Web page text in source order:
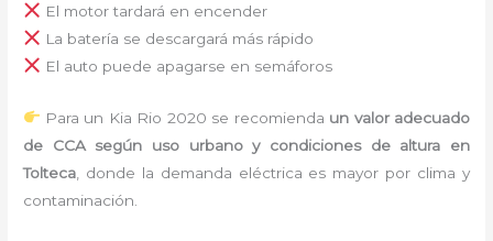
El motor tardará en encender
La batería se descargará más rápido
El auto puede apagarse en semáforos
Para un Kia Rio 2020 se recomienda un valor adecuado
de CCA según uso urbano y condiciones de altura en
Tolteca , donde la demanda eléctrica es mayor por clima y
contaminación.